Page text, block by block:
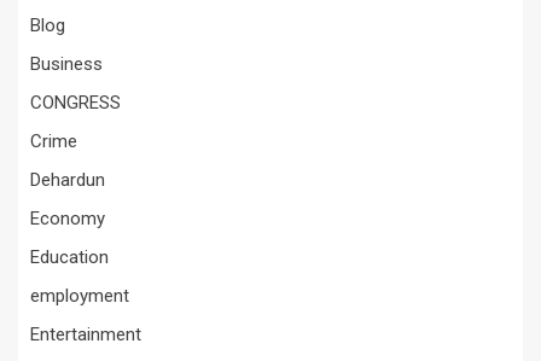
Blog
Business
CONGRESS
Crime
Dehardun
Economy
Education
employment
Entertainment